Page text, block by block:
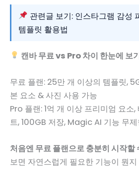
관련글 보기: 인스타그램 감성
템플릿 활용법
캔바 무료 vs Pro 차이 한눈에 보
무료 플랜: 25만 개 이상의 템플릿,
본 요소 & 사진 사용 가능
Pro 플랜: 1억 개 이상 프리미엄 요소
트, 100GB 저장, Magic AI 기능 무
처음엔 무료 플랜으로 충분히 시작할
보면 자연스럽게 필요한 기능이 뭔